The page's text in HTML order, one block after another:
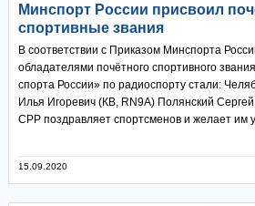
Минспорт России присвоил
спортивные звания
В соответствии с Приказом Минспорта
обладателями почётного спортивного
спорта России» по радиоспорту стали:
Илья Игоревич (КВ, RN9A) Полянский
СРР поздравляет спортсменов и желает им
15.09.2020